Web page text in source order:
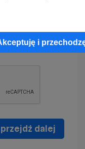
i
Patronite.
ta może zostać
dalej